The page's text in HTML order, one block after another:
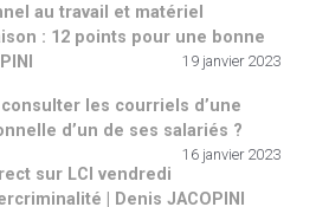
au travail et matériel
: 12 points pour une bonne
19 janvier 2023
les courriels d’une
d’un de ses salariés ?
16 janvier 2023
sur LCI vendredi
| Denis JACOPINI